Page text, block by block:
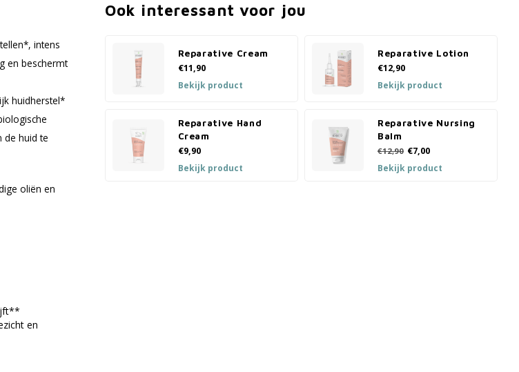
intens
en beschermt
huidherstel*
de huid te
oliën en
en
Ook interessant voor jou
Reparative Cream
€11,90
Bekijk product
Reparative Lotion
€12,90
Bekijk product
Reparative Hand
Cream
€9,90
Bekijk product
Reparative Nursing
Balm
€12,90 €7,00
Bekijk product